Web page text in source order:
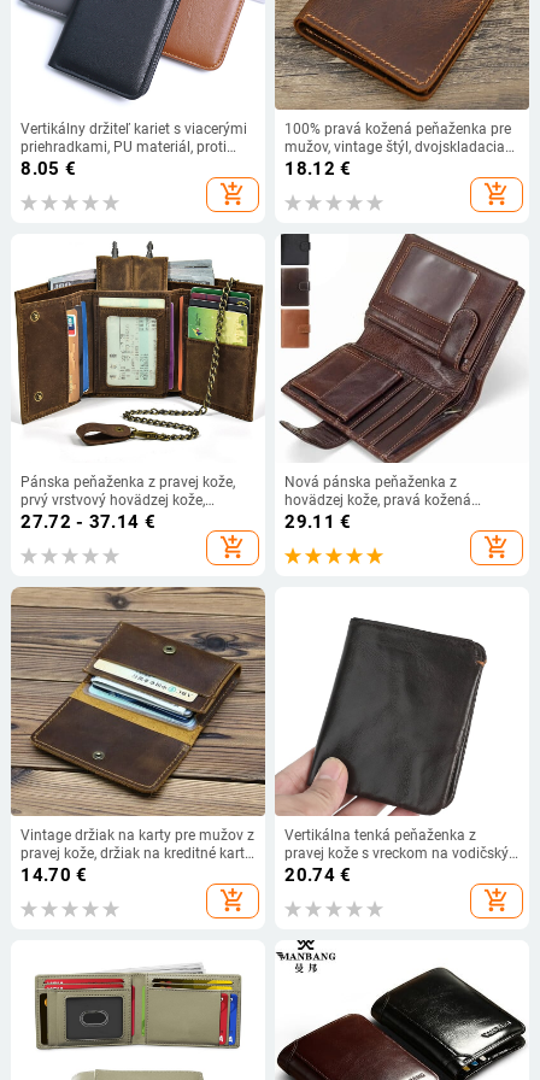
Vertikálny držiteľ kariet s viacerými
priehradkami, PU materiál, proti
krádeži, rozšíriteľný, kompaktná
8.05 €
add_shopping_cart
100% pravá kožená peňaženka pre
mužov, vintage štýl, dvojskladacia
hnedá peňaženka pre mužov, pravá
18.12 €
add_shopping_cart
Pánska peňaženka z pravej kože,
prvý vrstvový hovädzej kože,
trojvýklopový dizajn, mincník, viac
kariet, nylonová podšívka, kľúčenka
27.72 - 37.14 €
add_shopping_cart
Nová pánska peňaženka z
hovädzej kože, pravá kožená
peňaženka, mincová peňaženka,
spojka, otvorená, vysoko kvalitná
retro krátka peňaženka
29.11 €
add_shopping_cart
Vintage držiak na karty pre mužov z
pravej kože, držiak na kreditné karty,
malá peňaženka, vrecko na peniaze,
puzdro na identifikačné karty, mini
kabelka pre mužov, Tarjetero, nové
14.70 €
add_shopping_cart
Vertikálna tenká peňaženka z
pravej kože s vreckom na vodičský
preukaz — LD222, vrchný vrstva
hovädzej kože, dvojdielny dizajn,
ultra ľahká
20.74€
add_shopping_cart